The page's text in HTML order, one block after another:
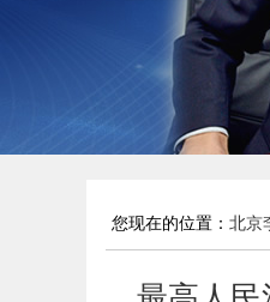
您现在的位置： 北京